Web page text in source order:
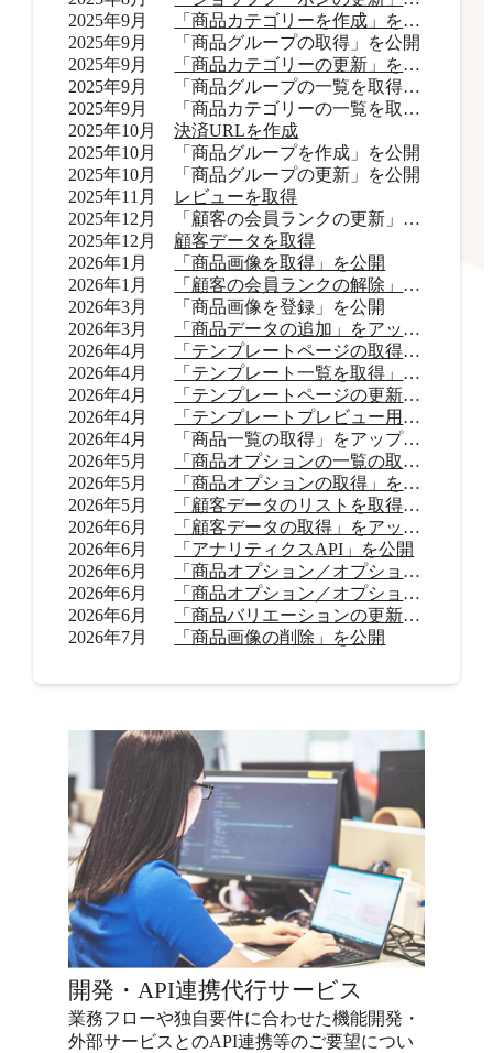
2025年9月
「商品カテゴリーを作成」を公開
2025年9月
「商品グループの取得」を公開
2025年9月
「商品カテゴリーの更新」を公開
2025年9月
「商品グループの一覧を取得」をアップデート
2025年9月
「商品カテゴリーの一覧を取得」をアップデート
2025年10月
決済URLを作成
2025年10月
「商品グループを作成」を公開
2025年10月
「商品グループの更新」を公開
2025年11月
レビューを取得
2025年12月
「顧客の会員ランクの更新」を公開
2025年12月
顧客データを取得
2026年1月
「商品画像を取得」を公開
2026年1月
「顧客の会員ランクの解除」を公開
2026年3月
「商品画像を登録」を公開
2026年3月
「商品データの追加」をアップデート
2026年4月
「テンプレートページの取得」を公開
2026年4月
「テンプレート一覧を取得」を公開
2026年4月
「テンプレートページの更新」を公開
2026年4月
「テンプレートプレビュー用URLを取得」を公開
2026年4月
「商品一覧の取得」をアップデート
2026年5月
「商品オプションの一覧の取得」をアップデート
2026年5月
「商品オプションの取得」を公開
2026年5月
「顧客データのリストを取得」をアップデート
2026年6月
「顧客データの取得」をアップデート
2026年6月
「アナリティクスAPI」を公開
2026年6月
「商品オプション／オプション値の追加（β）」を公開
2026年6月
「商品オプション／オプション値の削除（β）」を公開
2026年6月
「商品バリエーションの更新」を公開
2026年7月
「商品画像の削除」を公開
開発・API連携代行サービス
業務フローや独自要件に合わせた機能開発・
外部サービスとのAPI連携等のご要望につい